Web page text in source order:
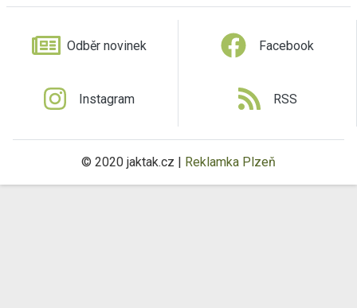
Odběr novinek Facebook
Instagram RSS
© 2020 jaktak.cz | Reklamka Plzeň